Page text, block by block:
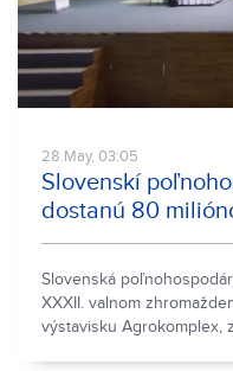
28.May, 03:05
Slovenskí
dostanú 80
Slovenská
XXXII. valnom
výstavisku Agrokomplex,